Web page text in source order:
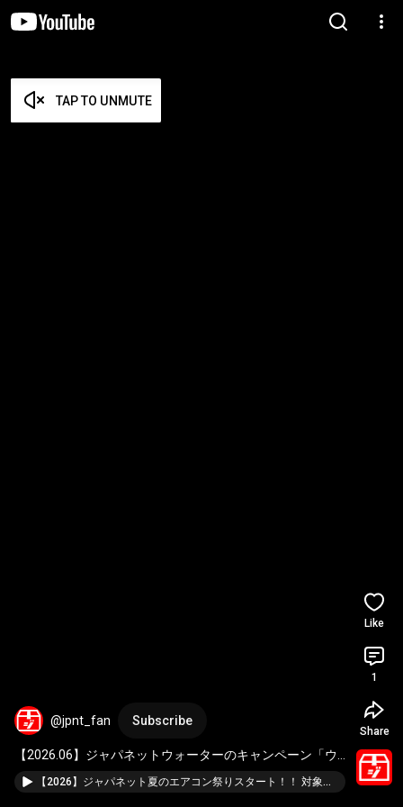
TAP TO UNMUTE
@jpnt_fan Subscribe
【2026.06】ジャパネットウォーターのキャンペーン「ウ
ォーターサーバー 富士山の天然水」 #ジャパネット#ジャ
パネットたかた
【2026】ジャパネット夏のエアコン祭りスタート！！ 対象商品を紹介します #ジャパネットたかた #エアコン #セール
Like
1
Share